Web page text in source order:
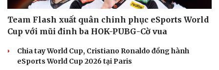
Team Flash xuất quân chinh phục eSports World
Cup với mũi đinh ba HOK-PUBG-Cờ vua
Chia tay World Cup, Cristiano Ronaldo đồng hành
eSports World Cup 2026 tại Paris